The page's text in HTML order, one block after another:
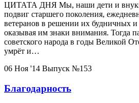
ЦИТАТА ДНЯ Мы, наши дети и
подвиг старшего поколения,
ветеранов в решении их будничных
оказывая им знаки внимания. Тогда
советского народа в годы Великой
умрёт и…
06 Ноя '14 Выпуск №153
Благодарность